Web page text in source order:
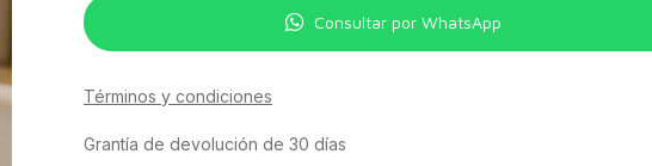
Consultar por WhatsApp
Términos y condiciones
Grantía de devolución de 30 días